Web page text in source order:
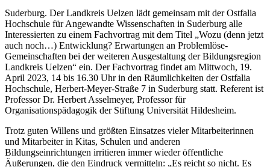
Suderburg. Der Landkreis Uelzen lädt gemeinsam mit der Ostfalia
Hochschule für Angewandte Wissenschaften in Suderburg alle
Interessierten zu einem Fachvortrag mit dem Titel „Wozu (denn jetzt
auch noch…) Entwicklung? Erwartungen an Problemlöse-
Gemeinschaften bei der weiteren Ausgestaltung der Bildungsregion
Landkreis Uelzen“ ein. Der Fachvortrag findet am Mittwoch, 19.
April 2023, 14 bis 16.30 Uhr in den Räumlichkeiten der Ostfalia
Hochschule, Herbert-Meyer-Straße 7 in Suderburg statt. Referent ist
Professor Dr. Herbert Asselmeyer, Professor für
Organisationspädagogik der Stiftung Universität Hildesheim.
Trotz guten Willens und größten Einsatzes vieler Mitarbeiterinnen
und Mitarbeiter in Kitas, Schulen und anderen
Bildungseinrichtungen irritieren immer wieder öffentliche
Äußerungen, die den Eindruck vermitteln: „Es reicht so nicht. Es